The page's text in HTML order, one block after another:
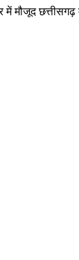
में मौजूद